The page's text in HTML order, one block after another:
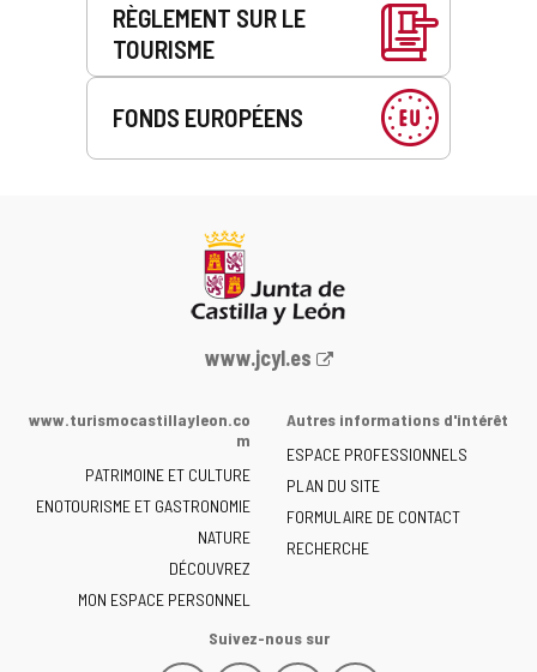
RÈGLEMENT SUR LE
TOURISME
FONDS EUROPÉENS
Portail
la
de
Castilla
y
León
-
www.jcyl.es
www.turismocastillayleon.co
m
PATRIMOINE ET CULTURE
ENOTOURISME ET GASTRONOMIE
NATURE
DÉCOUVREZ
MON ESPACE PERSONNEL
Autres informations d'intérêt
ESPACE PROFESSIONNELS
PLAN DU SITE
FORMULAIRE DE CONTACT
RECHERCHE
Suivez-nous sur